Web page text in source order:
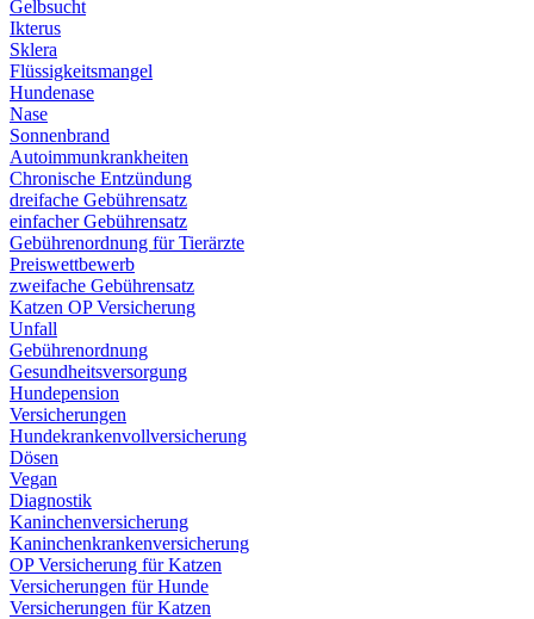
Gelbsucht
Ikterus
Sklera
Flüssigkeitsmangel
Hundenase
Nase
Sonnenbrand
Autoimmunkrankheiten
Chronische Entzündung
dreifache Gebührensatz
einfacher Gebührensatz
Gebührenordnung für Tierärzte
Preiswettbewerb
zweifache Gebührensatz
Katzen OP Versicherung
Unfall
Gebührenordnung
Gesundheitsversorgung
Hundepension
Versicherungen
Hundekrankenvollversicherung
Dösen
Vegan
Diagnostik
Kaninchenversicherung
Kaninchenkrankenversicherung
OP Versicherung für Katzen
Versicherungen für Hunde
Versicherungen für Katzen